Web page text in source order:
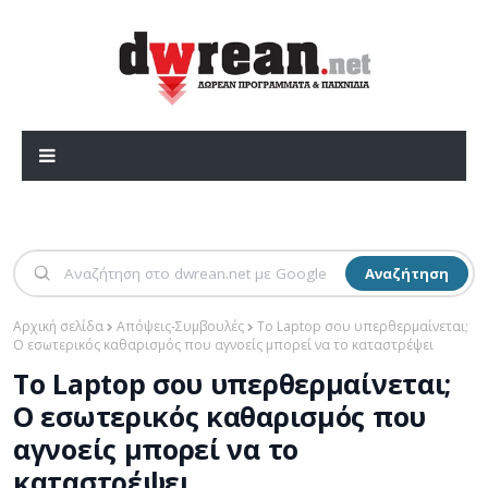
Αναζήτηση
Αρχική σελίδα Απόψεις-Συμβουλές
Το Laptop σου υπερθερμαίνεται;
Ο εσωτερικός καθαρισμός που αγνοείς μπορεί να το καταστρέψει
Το Laptop σου υπερθερμαίνεται;
Ο εσωτερικός καθαρισμός που
αγνοείς μπορεί να το